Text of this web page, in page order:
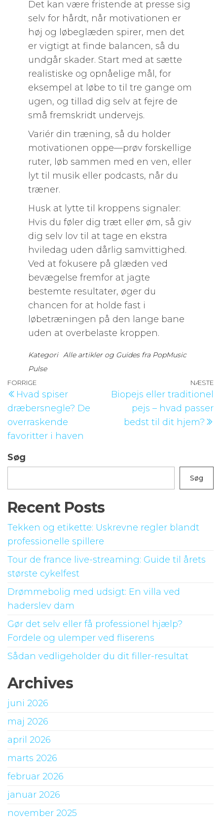
Det kan være fristende at presse sig
selv for hårdt, når motivationen er
høj og løbeglæden spirer, men det
er vigtigt at finde balancen, så du
undgår skader. Start med at sætte
realistiske og opnåelige mål, for
eksempel at løbe to til tre gange om
ugen, og tillad dig selv at fejre de
små fremskridt undervejs.
Variér din træning, så du holder
motivationen oppe—prøv forskellige
ruter, løb sammen med en ven, eller
lyt til musik eller podcasts, når du
træner.
Husk at lytte til kroppens signaler:
Hvis du føler dig træt eller øm, så giv
dig selv lov til at tage en ekstra
hviledag uden dårlig samvittighed.
Ved at fokusere på glæden ved
bevægelse fremfor at jagte
bestemte resultater, øger du
chancen for at holde fast i
løbetræningen på den lange bane
uden at overbelaste kroppen.
Kategori Alle artikler og Guides fra PopMusic
Pulse
Indlægsnavigation
Forrige
indlæg
FORRIGE
Hvad spiser
dræbersnegle? De
overraskende
favoritter i haven
NÆSTE
Biopejs eller traditionel
pejs – hvad passer
bedst til dit hjem?
Søg
Søg
Recent Posts
Tekken og etikette: Uskrevne regler blandt
professionelle spillere
Tour de france live-streaming: Guide til årets
største cykelfest
Drømmebolig med udsigt: En villa ved
haderslev dam
Gør det selv eller få professionel hjælp?
Fordele og ulemper ved fliserens
Sådan vedligeholder du dit filler-resultat
Archives
juni 2026
maj 2026
april 2026
marts 2026
februar 2026
januar 2026
november 2025